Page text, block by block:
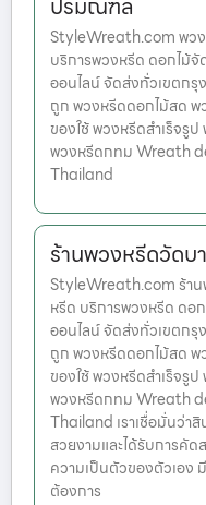
StyleWreath.com พวง
บริการพวงหรีด ดอกไม้
ออนไลน์ จัดส่งทั่วเขตกรุ
ถูก พวงหรีดดอกไม้สด
ของใช้ พวงหรีดสำเร็จ
พวงหรีดกทม Wreath
Thailand
ร้านพวงหรีดวัด
StyleWreath.com ร้า
หรีด บริการพวงหรีด ดอ
ออนไลน์ จัดส่งทั่วเขตกรุ
ถูก พวงหรีดดอกไม้สด
ของใช้ พวงหรีดสำเร็จ
พวงหรีดกทม Wreath
Thailand เราเชื่อมั่นว่า
สวยงามและได้รับการคั
ความเป็นตัวของตัวเอง
ต้องการ